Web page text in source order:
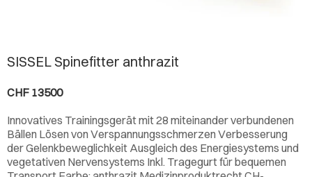
SISSEL Spinefitter anthrazit
CHF 13500
Innovatives Trainingsgerät mit 28 miteinander verbundenen
Bällen Lösen von Verspannungsschmerzen Verbesserung
der Gelenkbeweglichkeit Ausgleich des Energiesystems und
vegetativen Nervensystems Inkl. Tragegurt für bequemen